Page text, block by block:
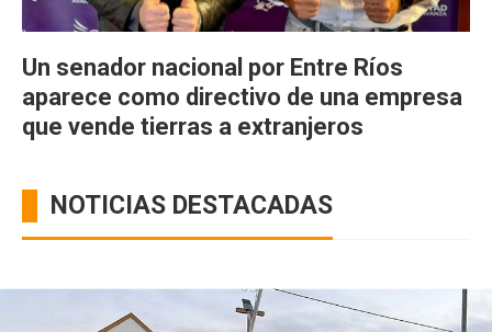
Un senador nacional por Entre Ríos
aparece como directivo de una empresa
que vende tierras a extranjeros
NOTICIAS DESTACADAS